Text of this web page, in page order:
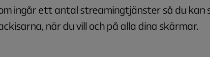
ingår ett antal streamingtjänster så du kan
när du vill och på alla dina skärmar.